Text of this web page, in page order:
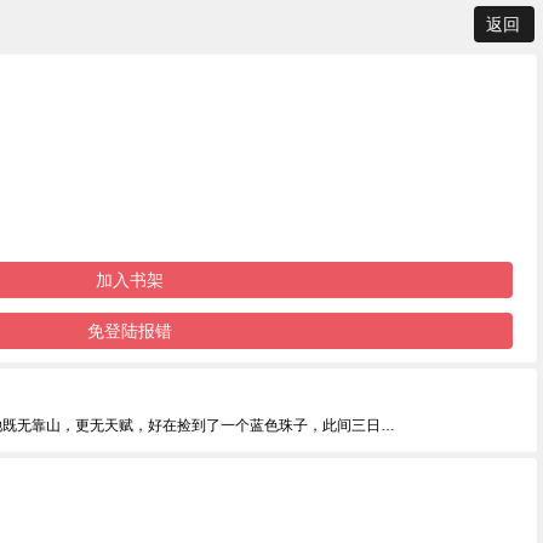
返回
加入书架
免登陆报错
无靠山，更无天赋，好在捡到了一个蓝色珠子，此间三日…